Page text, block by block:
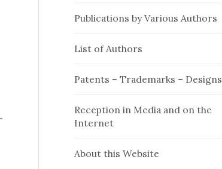
Publications by Various Authors
List of Authors
Patents – Trademarks – Designs
Reception in Media and on the
Internet
About this Website